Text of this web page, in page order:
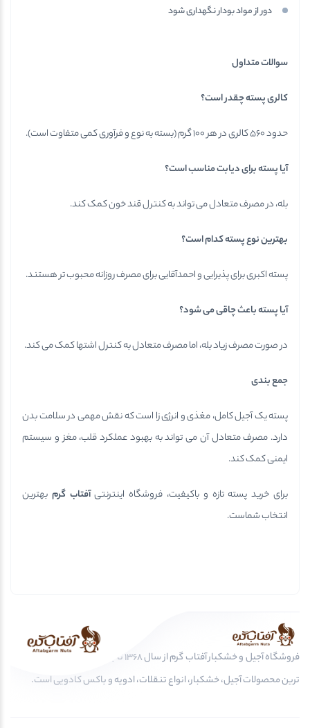
دور از مواد بودار نگهداری شود
سوالات متداول
کالری پسته چقدر است؟
حدود ۵۶۰ کالری در هر ۱۰۰ گرم (بسته به نوع و فرآوری کمی متفاوت است).
آیا پسته برای دیابت مناسب است؟
بله، در مصرف متعادل می تواند به کنترل قند خون کمک کند.
بهترین نوع پسته کدام است؟
پسته اکبری برای پذیرایی و احمدآقایی برای مصرف روزانه محبوب تر هستند.
آیا پسته باعث چاقی می شود؟
در صورت مصرف زیاد بله، اما مصرف متعادل به کنترل اشتها کمک می کند.
جمع بندی
پسته یک آجیل کامل، مغذی و انرژی زا است که نقش مهمی در سلامت بدن
دارد. مصرف متعادل آن می تواند به بهبود عملکرد قلب، مغز و سیستم
ایمنی کمک کند.
برای خرید پسته تازه و باکیفیت، فروشگاه اینترنتیآفتاب گرم بهترین
انتخاب شماست.
فروشگاه آجیل و خشکبار آفتاب گرم از سال 1368 تا به امروز، عرضه کننده مرغوب
ترین محصولات آجیل، خشکبار، انواع تنقلات، ادویه و باکس کادویی است.